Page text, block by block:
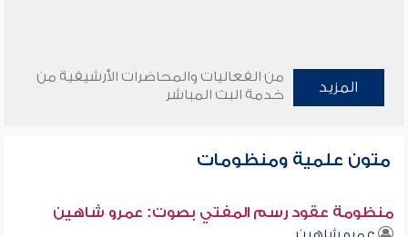
المزيد
من الفعاليات والمحاضرات الأرشيفية من
خدمة البث المباشر
متون علمية ومنظومات
منظومة عقود رسم المفتي بصوت: عمرو شاهين